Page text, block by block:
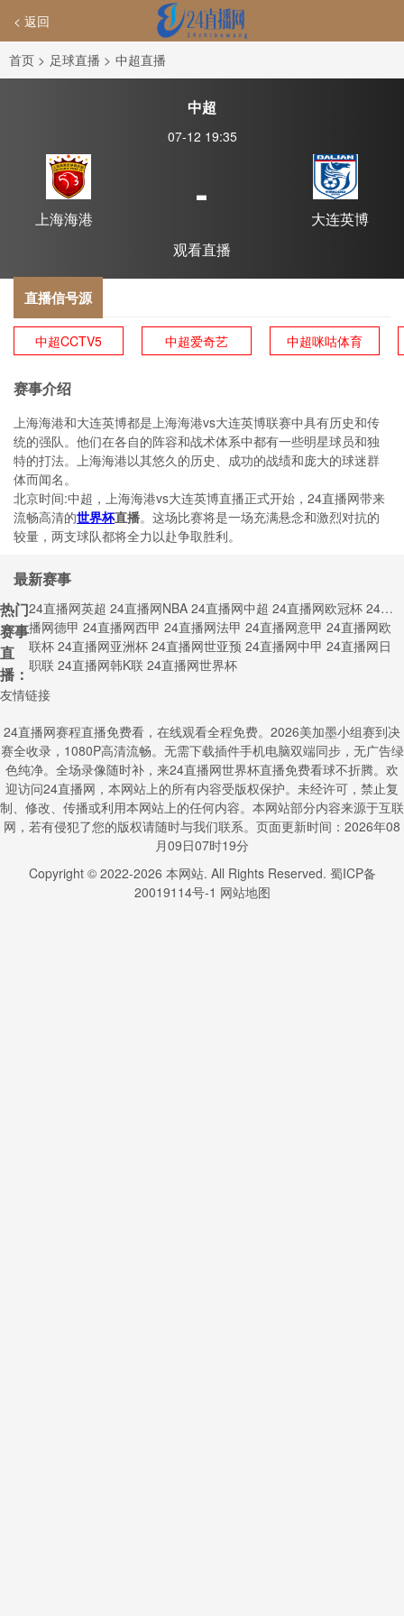
< 返回
首页 > 足球直播 > 中超直播
中超
07-12 19:35
上海海港
-
大连英博
观看直播
直播信号源
中超CCTV5 中超爱奇艺 中超咪咕体育
赛事介绍
上海海港和大连英博都是上海海港vs大连英博联赛中具有历史和传
统的强队。他们在各自的阵容和战术体系中都有一些明星球员和独
特的打法。上海海港以其悠久的历史、成功的战绩和庞大的球迷群
体而闻名。
北京时间:中超，上海海港vs大连英博直播正式开始，24直播网带来
流畅高清的世界杯直播。这场比赛将是一场充满悬念和激烈对抗的
较量，两支球队都将全力以赴争取胜利。
最新赛事
热门
赛事
直
播：
24直播网英超 24直播网NBA 24直播网中超 24直播网欧冠杯 24直
播网德甲 24直播网西甲 24直播网法甲 24直播网意甲 24直播网欧
联杯 24直播网亚洲杯 24直播网世亚预 24直播网中甲 24直播网日
职联 24直播网韩K联 24直播网世界杯
友情链接
24直播网赛程直播免费看，在线观看全程免费。2026美加墨小组赛到决
赛全收录，1080P高清流畅。无需下载插件手机电脑双端同步，无广告绿
色纯净。全场录像随时补，来24直播网世界杯直播免费看球不折腾。欢
迎访问24直播网，本网站上的所有内容受版权保护。未经许可，禁止复
制、修改、传播或利用本网站上的任何内容。本网站部分内容来源于互联
网，若有侵犯了您的版权请随时与我们联系。页面更新时间：2026年08
月09日07时19分
Copyright © 2022-2026 本网站. All Rights Reserved. 蜀ICP备
20019114号-1 网站地图